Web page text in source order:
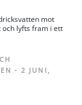
mot
lyfts fram i ett
- 2 JUNI,